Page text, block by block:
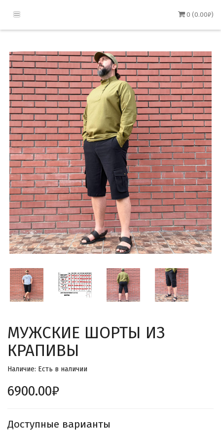
0 (0.00₽)
МУЖСКИЕ ШОРТЫ ИЗ
КРАПИВЫ
Наличие: Есть в наличии
6900.00₽
Доступные варианты